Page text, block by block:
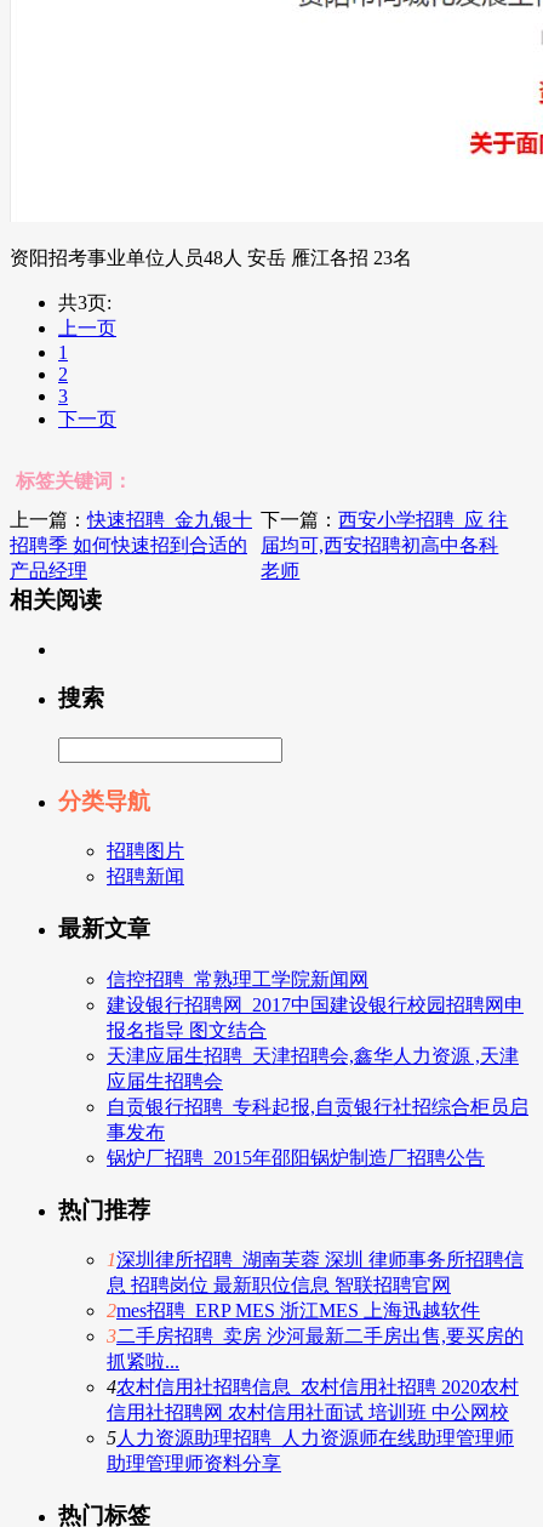
资阳招考事业单位人员48人 安岳 雁江各招 23名
共3页:
上一页
1
2
3
下一页
标签关键词：
上一篇：快速招聘_金九银十
招聘季 如何快速招到合适的
产品经理
下一篇：西安小学招聘_应 往
届均可,西安招聘初高中各科
老师
相关阅读
搜索
分类导航
招聘图片
招聘新闻
最新文章
信控招聘_常熟理工学院新闻网
建设银行招聘网_2017中国建设银行校园招聘网申
报名指导 图文结合
天津应届生招聘_天津招聘会,鑫华人力资源 ,天津
应届生招聘会
自贡银行招聘_专科起报,自贡银行社招综合柜员启
事发布
锅炉厂招聘_2015年邵阳锅炉制造厂招聘公告
热门推荐
1深圳律所招聘_湖南芙蓉 深圳 律师事务所招聘信
息 招聘岗位 最新职位信息 智联招聘官网
2mes招聘_ERP MES 浙江MES 上海迅越软件
3二手房招聘_卖房 沙河最新二手房出售,要买房的
抓紧啦...
4农村信用社招聘信息_农村信用社招聘 2020农村
信用社招聘网 农村信用社面试 培训班 中公网校
5人力资源助理招聘_人力资源师在线助理管理师
助理管理师资料分享
热门标签